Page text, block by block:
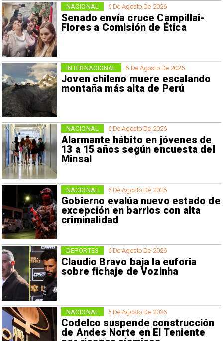
6 De Agosto De 2026
Senado envía cruce Campillai-
Flores a Comisión de Ética
NACIONAL
6 De Agosto De 2026
Joven chileno muere escalando
montaña más alta de Perú
INTERNACIONAL
6 De Agosto De 2026
Alarmante hábito en jóvenes de
13 a 15 años según encuesta del
Minsal
NACIONAL
6 De Agosto De 2026
Gobierno evalúa nuevo estado de
excepción en barrios con alta
criminalidad
NACIONAL
6 De Agosto De 2026
Claudio Bravo baja la euforia
sobre fichaje de Vozinha
DEPORTES
5 De Agosto De 2026
Codelco suspende construcción
de Andes Norte en El Teniente
NACIONAL